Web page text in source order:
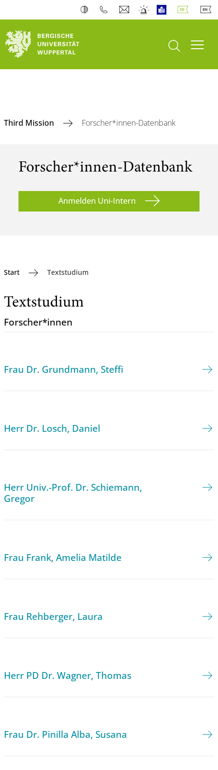
Suche öffnen
Third Mission Forscher*innen-Datenbank
Forscher*innen-Datenbank
Anmelden Uni-Intern
Start Textstudium
Textstudium
Forscher*innen
Frau Dr. Grundmann, Steffi
Herr Dr. Losch, Daniel
Herr Univ.-Prof. Dr. Schiemann,
Gregor
Frau Frank, Amelia Matilde
Frau Rehberger, Laura
Herr PD Dr. Wagner, Thomas
Frau Dr. Pinilla Alba, Susana